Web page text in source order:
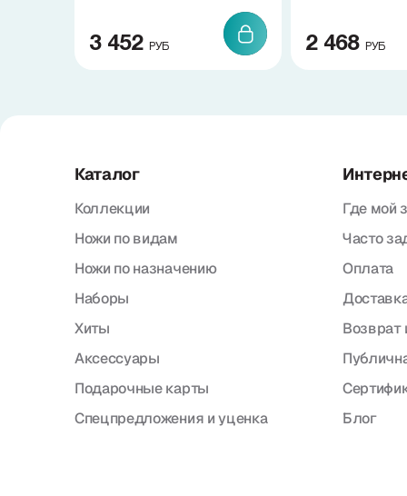
3 452 РУБ 2 468 РУБ
Каталог
Коллекции
Ножи по видам
Ножи по назначению
Наборы
Хиты
Аксессуары
Подарочные карты
Спецпредложения и уценка
Где мой
Часто
Оплата
Возврат
Блог